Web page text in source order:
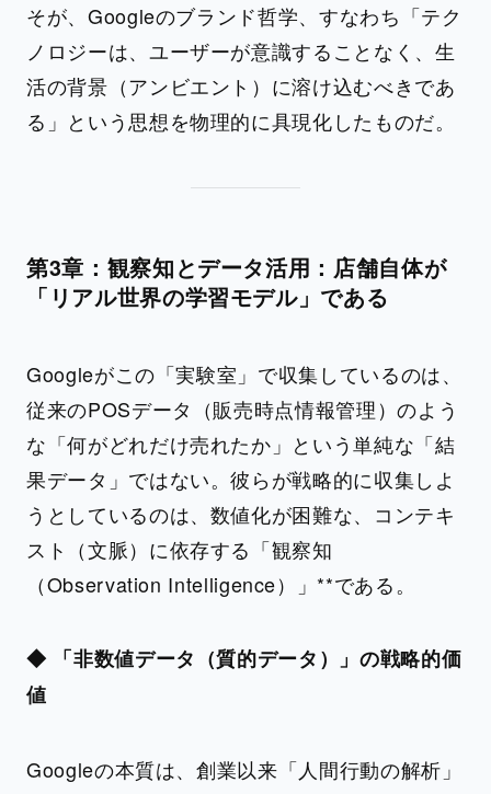
そが、Googleのブランド哲学、すなわち「テク
ノロジーは、ユーザーが意識することなく、生
活の背景（アンビエント）に溶け込むべきであ
る」という思想を物理的に具現化したものだ。
第3章：観察知とデータ活用：店舗自体が
「リアル世界の学習モデル」である
Googleがこの「実験室」で収集しているのは、
従来のPOSデータ（販売時点情報管理）のよう
な「何がどれだけ売れたか」という単純な「結
果データ」ではない。彼らが戦略的に収集しよ
うとしているのは、数値化が困難な、コンテキ
スト（文脈）に依存する「観察知
（Observation Intelligence）」**である。
◆ 「非数値データ（質的データ）」の戦略的価
値
Googleの本質は、創業以来「人間行動の解析」